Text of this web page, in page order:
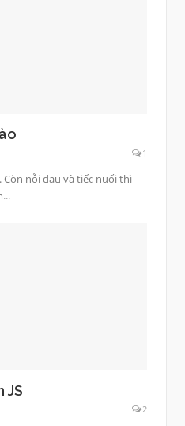
1
Còn nỗi đau và tiếc nuối thì
JS
2